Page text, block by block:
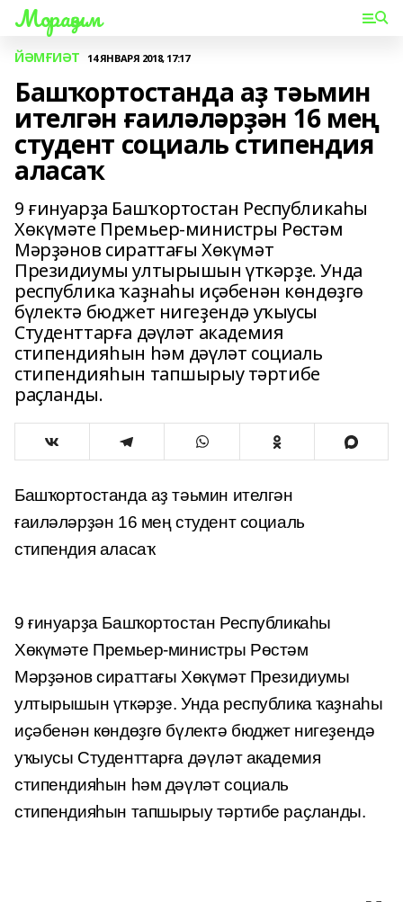
Мораҙым
ЙӘМҒИӘТ 14 ЯНВАРЯ 2018, 17:17
Башҡортостанда аҙ тәьмин
ителгән ғаиләләрҙән 16 мең
студент социаль стипендия
аласаҡ
9 ғинуарҙа Башҡортостан Республикаһы
Хөкүмәте Премьер-министры Рөстәм
Мәрҙәнов сираттағы Хөкүмәт
Президиумы ултырышын үткәрҙе. Унда
республика ҡаҙнаһы иҫәбенән көндөҙгө
бүлектә бюджет нигеҙендә уҡыусы
Студенттарға дәүләт академия
стипендияһын һәм дәүләт социаль
стипендияһын тапшырыу тәртибе
раҫланды.
Башҡортостанда аҙ тәьмин ителгән
ғаиләләрҙән 16 мең студент социаль
стипендия аласаҡ
9 ғинуарҙа Башҡортостан Республикаһы
Хөкүмәте Премьер-министры Рөстәм
Мәрҙәнов сираттағы Хөкүмәт Президиумы
ултырышын үткәрҙе. Унда республика ҡаҙнаһы
иҫәбенән көндөҙгө бүлектә бюджет нигеҙендә
уҡыусы Студенттарға дәүләт академия
стипендияһын һәм дәүләт социаль
стипендияһын тапшырыу тәртибе раҫланды.